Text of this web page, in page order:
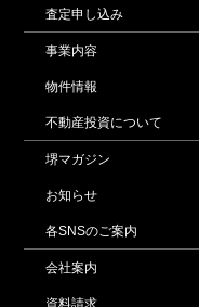
査定申し込み
事業内容
物件情報
不動産投資について
堺マガジン
お知らせ
各SNSのご案内
会社案内
資料請求